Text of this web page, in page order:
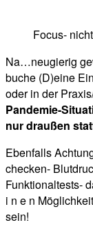
Focus-
Na…neugierig
buche (D)eine
oder in der
Pandemie-
nur draußen
Ebenfalls
checken-
Funktionaltests-
i n e n
sein!